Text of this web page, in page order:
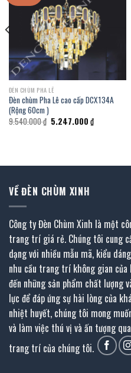
ĐÈN CHÙM PHA LÊ
Đèn chùm Pha Lê cao cấp DCX134A
(Rộng 60cm )
9.540.000₫ Giá
gốc
5.247.000 ₫Giá
hiện
VỀ ĐÈN CHÙM XINH
Công ty Đèn Chùm Xinh là một
trang trí giá rẻ. Chúng tôi cung
dạng với nhiều mẫu mã, kiểu
nhu cầu trang trí không gian
đến những sản phẩm chất lượng
lực để đáp ứng sự hài lòng của
nhiệt huyết, chúng tôi mong
và làm việc thú vị và ấn tượng
trang trí của chúng tôi.